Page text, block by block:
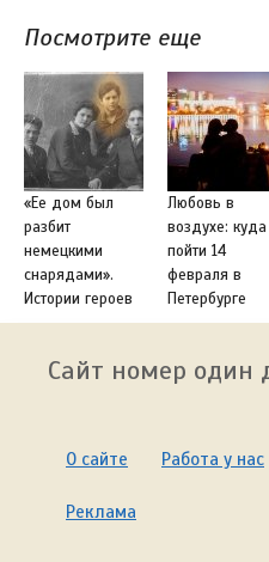
Посмотрите еще
«Ее дом был
разбит
немецкими
снарядами».
Истории героев
Любовь в
воздухе: куда
пойти 14
февраля в
Петербурге
Сайт номер один
О сайте Работа у нас
Реклама